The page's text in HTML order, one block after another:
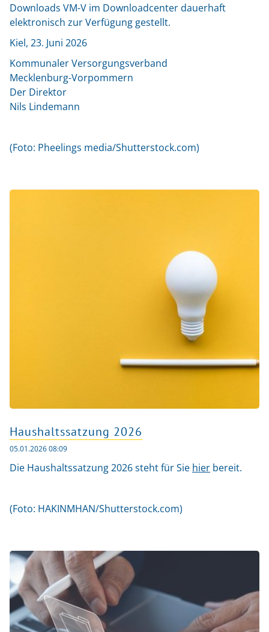
Downloads VM-V im Downloadcenter dauerhaft
elektronisch zur Verfügung gestellt.
Kiel, 23. Juni 2026
Kommunaler Versorgungsverband
Mecklenburg-Vorpommern
Der Direktor
Nils Lindemann
(Foto: Pheelings media/Shutterstock.com)
Haushaltssatzung 2026
05.01.2026 08:09
Die Haushaltssatzung 2026 steht für Sie hier bereit.
(Foto: HAKINMHAN/Shutterstock.com)